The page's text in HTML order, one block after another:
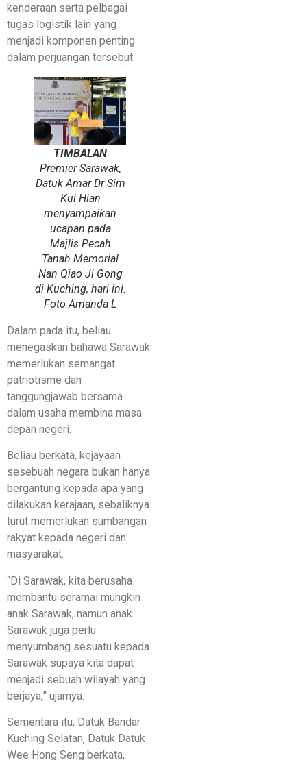
kenderaan serta pelbagai
tugas logistik lain yang
menjadi komponen penting
dalam perjuangan tersebut.
TIMBALAN
Premier Sarawak,
Datuk Amar Dr Sim
Kui Hian
menyampaikan
ucapan pada
Majlis Pecah
Tanah Memorial
Nan Qiao Ji Gong
di Kuching, hari ini.
Foto Amanda L
Dalam pada itu, beliau
menegaskan bahawa Sarawak
memerlukan semangat
patriotisme dan
tanggungjawab bersama
dalam usaha membina masa
depan negeri.
Beliau berkata, kejayaan
sesebuah negara bukan hanya
bergantung kepada apa yang
dilakukan kerajaan, sebaliknya
turut memerlukan sumbangan
rakyat kepada negeri dan
masyarakat.
“Di Sarawak, kita berusaha
membantu seramai mungkin
anak Sarawak, namun anak
Sarawak juga perlu
menyumbang sesuatu kepada
Sarawak supaya kita dapat
menjadi sebuah wilayah yang
berjaya,” ujarnya.
Sementara itu, Datuk Bandar
Kuching Selatan, Datuk Datuk
Wee Hong Seng berkata,